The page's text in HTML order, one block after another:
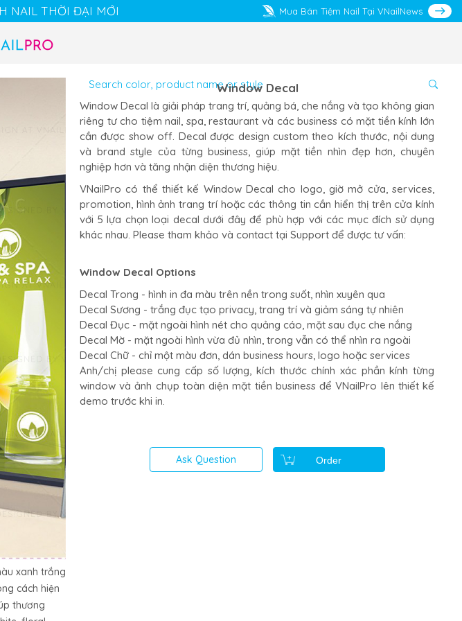
NAIL THỜI ĐẠI MỚI Mua Bán Tiệm Nail Tại VNailNews
xanh trắng
cách hiện
thương
Window Decal
Window Decal là giải pháp trang trí, quảng bá, che nắng và tạo không gian
riêng tư cho tiệm nail, spa, restaurant và các business có mặt tiền kính lớn
cần được show off. Decal được design custom theo kích thước, nội dung
và brand style của từng business, giúp mặt tiền nhìn đẹp hơn, chuyên
nghiệp hơn và tăng nhận diện thương hiệu.
VNailPro có thể thiết kế Window Decal cho logo, giờ mở cửa, services,
promotion, hình ảnh trang trí hoặc các thông tin cần hiển thị trên cửa kính
với 5 lựa chọn loại decal dưới đây để phù hợp với các mục đích sử dụng
khác nhau. Please tham khảo và contact tại Support để được tư vấn:
Window Decal Options
Decal Trong - hình in đa màu trên nền trong suốt, nhìn xuyên qua
Decal Sương - trắng đục tạo privacy, trang trí và giảm sáng tự nhiên
Decal Đục - mặt ngoài hình nét cho quảng cáo, mặt sau đục che nắng
Decal Mờ - mặt ngoài hình vừa đủ nhìn, trong vẫn có thể nhìn ra ngoài
Decal Chữ - chỉ một màu đơn, dán business hours, logo hoặc services
Anh/chị please cung cấp số lượng, kích thước chính xác phần kính từng
window và ảnh chụp toàn diện mặt tiền business để VNailPro lên thiết kế
demo trước khi in.
Ask Question Order